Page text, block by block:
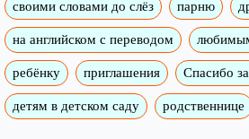
своими словами до слёз парню
на английском с переводом
ребёнку приглашения Спасибо
детям в детском саду родственнице